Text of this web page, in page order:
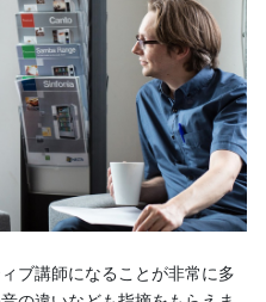
ブ講師になることが非常に多